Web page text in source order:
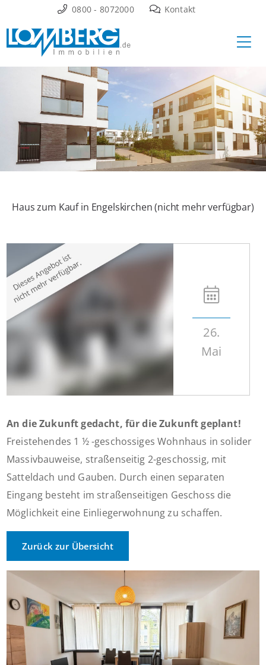
Inhalt
springen
0800 - 8072000 Kontakt
Haus zum Kauf in Engelskirchen (nicht mehr verfügbar)
26.
Mai
An die Zukunft gedacht, für die Zukunft geplant!
Freistehendes 1 ½ -geschossiges Wohnhaus in solider
Massivbauweise, straßenseitig 2-geschossig, mit
Satteldach und Gauben. Durch einen separaten
Eingang besteht im straßenseitigen Geschoss die
Möglichkeit eine Einliegerwohnung zu schaffen.
Zurück zur Übersicht